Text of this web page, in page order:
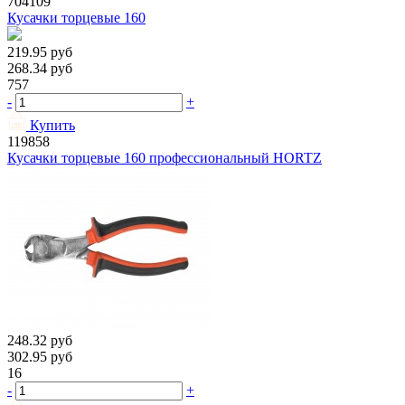
Кусачки торцевые 160
219.95 руб
268.34 руб
757
-
+
Купить
119858
Кусачки торцевые 160 профессиональный HORTZ
248.32 руб
302.95 руб
16
-
+